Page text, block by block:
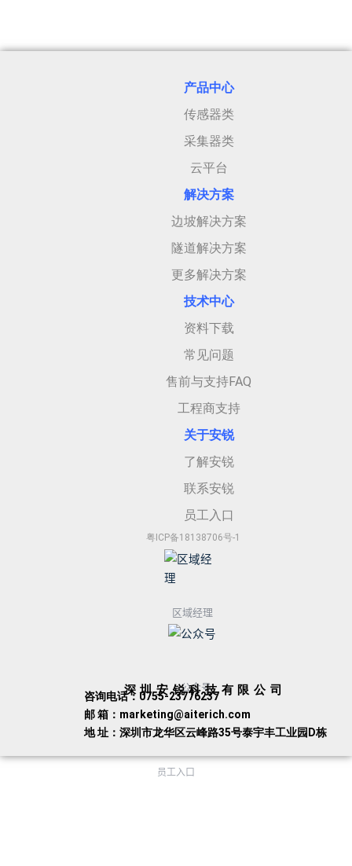
产品中心
传感器类
采集器类
云平台
解决方案
边坡解决方案
隧道解决方案
更多解决方案
技术中心
资料下载
常见问题
售前与支持FAQ
工程商支持
关于安锐
了解安锐
联系安锐
员工入口
粤ICP备18138706号-1
区域经理
公众号
深圳安锐科技有限公司
咨询电话：0755-23776237
邮 箱：marketing@aiterich.com
地 址：深圳市龙华区云峰路35号泰宇丰工业园D栋
员工入口